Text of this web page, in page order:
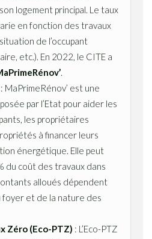
logement principal. Le taux
en fonction des travaux
de l’occupant
etc.). En 2022, le CITE a
.
: MaPrimeRénov’ est une
par l’Etat pour aider les
les propriétaires
à financer leurs
énergétique. Elle peut
du coût des travaux dans
alloués dépendent
foyer et de la nature des
Zéro (Eco-PTZ) : L’Eco-PTZ